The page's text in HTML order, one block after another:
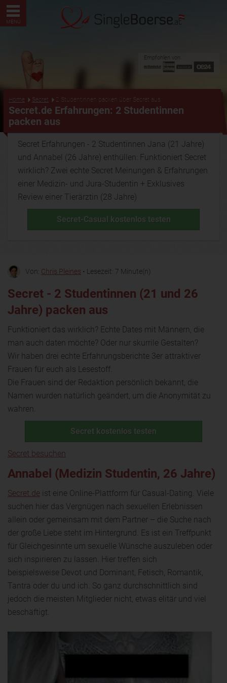
MENÜ
Empfohlen von:
Home Secret 2 Studentinnen packen über Secret aus
Secret.de Erfahrungen: 2 Studentinnen
packen aus
Secret Erfahrungen - 2 Studentinnen Jana (21 Jahre)
und Annabel (26 Jahre) enthüllen: Funktioniert Secret
wirklich? Zwei echte Secret Meinungen & Erfahrungen
einer Medizin- und Jura-Studentin + Exklusives
Review einer Tierärztin (28 Jahre)
Secret-Casual kostenlos testen
Von: Chris Pleines • Lesezeit: 7 Minute(n)
Secret - 2 Studentinnen (21 und 26
Jahre) packen aus
Funktioniert das wirklich? Echte Dates mit Männern, die
man auch daten möchte? Oder nur skurrile Gestalten?
Wir haben drei echte Erfahrungsberichte 3er attraktiver
Frauen für euch als Lesestoff.
Die Frauen sind der Redaktion persönlich bekannt, die
Namen wurden natürlich geändert, um die Anonymität zu
wahren.
Secret kostenlos testen
Secret besuchen
Annabel (Medizin Studentin, 26 Jahre)
Secret.de ist eine Online-Plattform für Casual-Dating. Viele
suchen hier das Vergnügen nach sexuellen Erlebnissen
allein oder gemeinsam mit dem Partner – die Suche nach
der große Liebe steht im Hintergrund. Es ist ein Treffpunkt
für Gleichgesinnte um sexuelle Wünsche auszuleben oder
sich inspirieren zu lassen. Hier treffen sich
beispielsweise Devot und Dominant, Fetisch, Romantik,
Tantra oder du und ich. So ganz durchschnittlich sind
jedoch die meisten Mitglieder nicht, etwas elitär und viel
beschäftigt.